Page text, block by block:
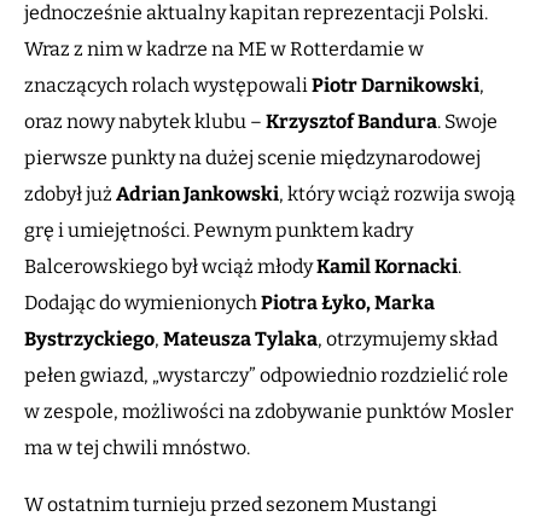
jednocześnie aktualny kapitan reprezentacji Polski.
Wraz z nim w kadrze na ME w Rotterdamie w
znaczących rolach występowaliPiotr Darnikowski,
oraz nowy nabytek klubu – Krzysztof Bandura. Swoje
pierwsze punkty na dużej scenie międzynarodowej
zdobył już Adrian Jankowski, który wciąż rozwija swoją
grę i umiejętności. Pewnym punktem kadry
Balcerowskiego był wciąż młodyKamil Kornacki.
Dodając do wymienionychPiotra Łyko, Marka
Bystrzyckiego, Mateusza Tylaka, otrzymujemy skład
pełen gwiazd, „wystarczy” odpowiednio rozdzielić role
w zespole, możliwości na zdobywanie punktów Mosler
ma w tej chwili mnóstwo.
W ostatnim turnieju przed sezonem Mustangi